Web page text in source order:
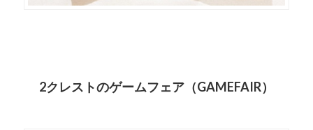
2クレストのゲームフェア（GAMEFAIR）